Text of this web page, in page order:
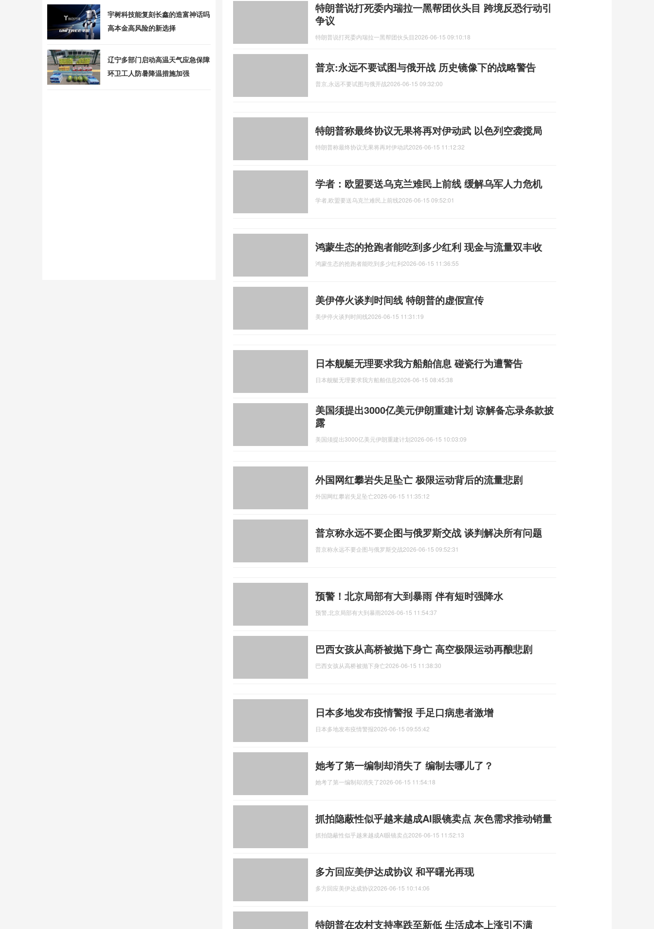
特朗普说打死委内瑞拉一黑帮团伙头目 跨境反恐行动引
争议
特朗普说打死委内瑞拉一黑帮团伙头目2026-06-15 09:10:18
普京:永远不要试图与俄开战 历史镜像下的战略警告
普京,永远不要试图与俄开战2026-06-15 09:32:00
特朗普称最终协议无果将再对伊动武 以色列空袭搅局
特朗普称最终协议无果将再对伊动武2026-06-15 11:12:32
学者：欧盟要送乌克兰难民上前线 缓解乌军人力危机
学者,欧盟要送乌克兰难民上前线2026-06-15 09:52:01
鸿蒙生态的抢跑者能吃到多少红利 现金与流量双丰收
鸿蒙生态的抢跑者能吃到多少红利2026-06-15 11:36:55
美伊停火谈判时间线 特朗普的虚假宣传
美伊停火谈判时间线2026-06-15 11:31:19
日本舰艇无理要求我方船舶信息 碰瓷行为遭警告
日本舰艇无理要求我方船舶信息2026-06-15 08:45:38
美国须提出3000亿美元伊朗重建计划 谅解备忘录条款披
露
美国须提出3000亿美元伊朗重建计划2026-06-15 10:03:09
外国网红攀岩失足坠亡 极限运动背后的流量悲剧
外国网红攀岩失足坠亡2026-06-15 11:35:12
普京称永远不要企图与俄罗斯交战 谈判解决所有问题
普京称永远不要企图与俄罗斯交战2026-06-15 09:52:31
预警！北京局部有大到暴雨 伴有短时强降水
预警,北京局部有大到暴雨2026-06-15 11:54:37
巴西女孩从高桥被抛下身亡 高空极限运动再酿悲剧
巴西女孩从高桥被抛下身亡2026-06-15 11:38:30
日本多地发布疫情警报 手足口病患者激增
日本多地发布疫情警报2026-06-15 09:55:42
她考了第一编制却消失了 编制去哪儿了？
她考了第一编制却消失了2026-06-15 11:54:18
抓拍隐蔽性似乎越来越成AI眼镜卖点 灰色需求推动销量
抓拍隐蔽性似乎越来越成AI眼镜卖点2026-06-15 11:52:13
多方回应美伊达成协议 和平曙光再现
多方回应美伊达成协议2026-06-15 10:14:06
特朗普在农村支持率跌至新低 生活成本上涨引不满
宇树科技能复刻长鑫的造富神话吗
高本金高风险的新选择
辽宁多部门启动高温天气应急保障
环卫工人防暑降温措施加强